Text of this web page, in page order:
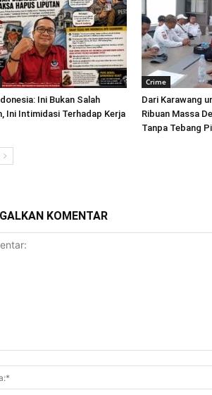
Ini Bukan Salah
Ini Intimidasi Terhadap Kerja
Crime
Dari Karawang
Ribuan Massa
Tanpa Tebang
KOMENTAR